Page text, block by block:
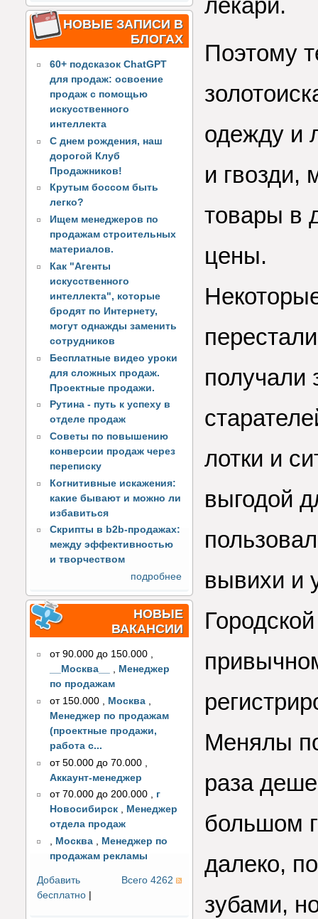
НОВЫЕ ЗАПИСИ В
БЛОГАХ
60+ подсказок ChatGPT
для продаж: освоение
продаж с помощью
искусственного
интеллекта
С днем рождения, наш
дорогой Клуб
Продажников!
Крутым боссом быть
легко?
Ищем менеджеров по
продажам строительных
материалов.
Как "Агенты
искусственного
интеллекта", которые
бродят по Интернету,
могут однажды заменить
сотрудников
Бесплатные видео уроки
для сложных продаж.
Проектные продажи.
Рутина - путь к успеху в
отделе продаж
Советы по повышению
конверсии продаж через
переписку
Когнитивные искажения:
какие бывают и можно ли
избавиться
Скрипты в b2b-продажах:
между эффективностью
и творчеством
подробнее
НОВЫЕ
ВАКАНСИИ
от 90.000 до 150.000 ,
__Москва__
, Менеджер
по продажам
от 150.000
Москва
Менеджер по продажам
(проектные продажи,
работа с...
от 50.000 до 70.000
Аккаунт-менеджер
от 70.000 до 200.000 , г
Новосибирск , Менеджер
отдела продаж
, Москва , Менеджер по
продажам рекламы
Всего 4262
Добавить
бесплатно
лекари.
Поэтому
одежду и
и гвозди,
товары в
цены.
получали
лотки и
выгодой
вывихи и
Менялы
раза
большом
далеко,
зубами,